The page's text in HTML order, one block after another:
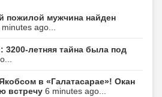
пожилой мужчина найден
minutes ago...
3200-летняя тайна была под
в «Галатасарае»! Окан
встречу 6 minutes ago...